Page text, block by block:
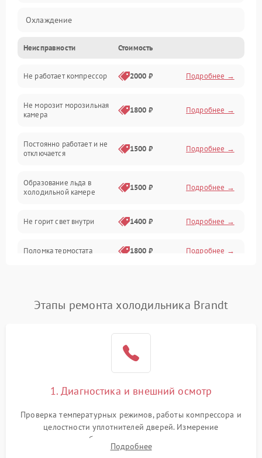
Охлаждение
Механика
Электропитание
Дренаж
Неисправности Стоимость
Не работает компрессор 2000 ₽ Подробнее →
Не морозит морозильная
камера
1800 ₽ Подробнее →
Постоянно работает и не
отключается
1500 ₽ Подробнее →
Образование льда в
холодильной камере
1500 ₽ Подробнее →
Не горит свет внутри 1400 ₽ Подробнее →
Поломка термостата 1800 ₽ Подробнее →
Поломка системы No Frost 2600 ₽ Подробнее →
работе
2000 ₽ Подробнее →
1000 ₽
Этапы ремонта холодильника Brandt
1. Диагностика и внешний осмотр
Проверка температурных режимов, работы компрессора и
целостности уплотнителей дверей. Измерение
сопротивления обмоток мотора, проверка термостата и
считывание кодов ошибок с электронного дисплея.
Подробнее